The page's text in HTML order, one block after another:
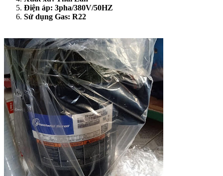
Điện áp: 3pha/380V/50HZ
Sử dụng Gas: R22